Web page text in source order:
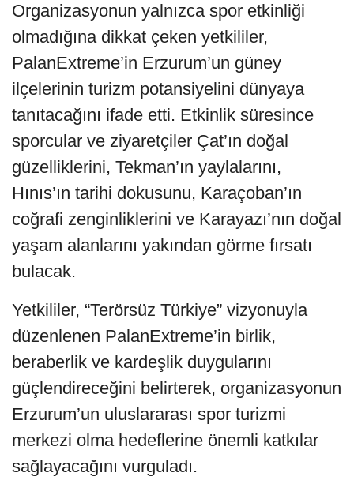
Organizasyonun yalnızca spor etkinliği
olmadığına dikkat çeken yetkililer,
PalanExtreme’in Erzurum’un güney
ilçelerinin turizm potansiyelini dünyaya
tanıtacağını ifade etti. Etkinlik süresince
sporcular ve ziyaretçiler Çat’ın doğal
güzelliklerini, Tekman’ın yaylalarını,
Hınıs’ın tarihi dokusunu, Karaçoban’ın
coğrafi zenginliklerini ve Karayazı’nın doğal
yaşam alanlarını yakından görme fırsatı
bulacak.
Yetkililer, “Terörsüz Türkiye” vizyonuyla
düzenlenen PalanExtreme’in birlik,
beraberlik ve kardeşlik duygularını
güçlendireceğini belirterek, organizasyonun
Erzurum’un uluslararası spor turizmi
merkezi olma hedeflerine önemli katkılar
sağlayacağını vurguladı.